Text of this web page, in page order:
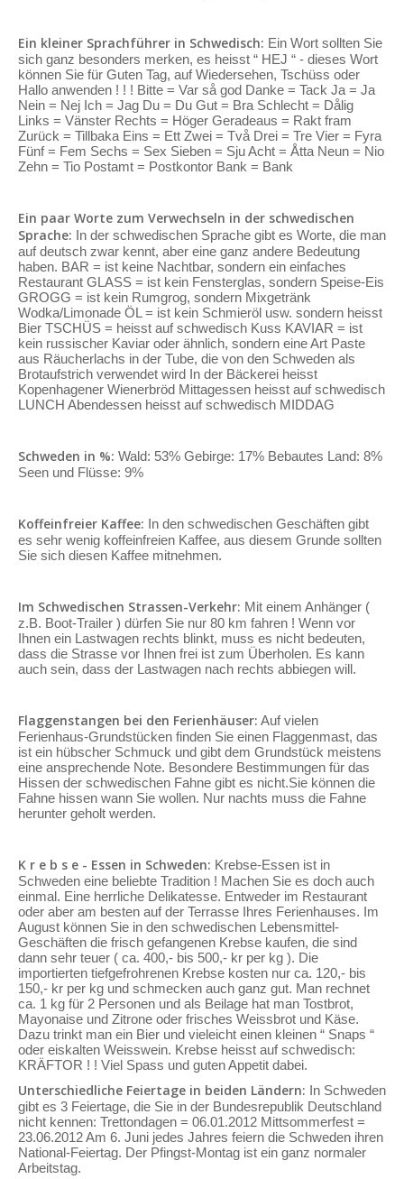
Ein kleiner Sprachführer in Schwedisch: Ein Wort sollten Sie
sich ganz besonders merken, es heisst “ HEJ “ - dieses Wort
können Sie für Guten Tag, auf Wiedersehen, Tschüss oder
Hallo anwenden ! ! ! Bitte = Var så god Danke = Tack Ja = Ja
Nein = Nej Ich = Jag Du = Du Gut = Bra Schlecht = Dålig
Links = Vänster Rechts = Höger Geradeaus = Rakt fram
Zurück = Tillbaka Eins = Ett Zwei = Två Drei = Tre Vier = Fyra
Fünf = Fem Sechs = Sex Sieben = Sju Acht = Åtta Neun = Nio
Zehn = Tio Postamt = Postkontor Bank = Bank
Ein paar Worte zum Verwechseln in der schwedischen
Sprache: In der schwedischen Sprache gibt es Worte, die man
auf deutsch zwar kennt, aber eine ganz andere Bedeutung
haben. BAR = ist keine Nachtbar, sondern ein einfaches
Restaurant GLASS = ist kein Fensterglas, sondern Speise-Eis
GROGG = ist kein Rumgrog, sondern Mixgetränk
Wodka/Limonade ÖL = ist kein Schmieröl usw. sondern heisst
Bier TSCHÜS = heisst auf schwedisch Kuss KAVIAR = ist
kein russischer Kaviar oder ähnlich, sondern eine Art Paste
aus Räucherlachs in der Tube, die von den Schweden als
Brotaufstrich verwendet wird In der Bäckerei heisst
Kopenhagener Wienerbröd Mittagessen heisst auf schwedisch
LUNCH Abendessen heisst auf schwedisch MIDDAG
Schweden in %: Wald: 53% Gebirge: 17% Bebautes Land: 8%
Seen und Flüsse: 9%
Koffeinfreier Kaffee: In den schwedischen Geschäften gibt
es sehr wenig koffeinfreien Kaffee, aus diesem Grunde sollten
Sie sich diesen Kaffee mitnehmen.
Im Schwedischen Strassen-Verkehr: Mit einem Anhänger (
z.B. Boot-Trailer ) dürfen Sie nur 80 km fahren ! Wenn vor
Ihnen ein Lastwagen rechts blinkt, muss es nicht bedeuten,
dass die Strasse vor Ihnen frei ist zum Überholen. Es kann
auch sein, dass der Lastwagen nach rechts abbiegen will.
Flaggenstangen bei den Ferienhäuser: Auf vielen
Ferienhaus-Grundstücken finden Sie einen Flaggenmast, das
ist ein hübscher Schmuck und gibt dem Grundstück meistens
eine ansprechende Note. Besondere Bestimmungen für das
Hissen der schwedischen Fahne gibt es nicht.Sie können die
Fahne hissen wann Sie wollen. Nur nachts muss die Fahne
herunter geholt werden.
K r e b s e - Essen in Schweden: Krebse-Essen ist in
Schweden eine beliebte Tradition ! Machen Sie es doch auch
einmal. Eine herrliche Delikatesse. Entweder im Restaurant
oder aber am besten auf der Terrasse Ihres Ferienhauses. Im
August können Sie in den schwedischen Lebensmittel-
Geschäften die frisch gefangenen Krebse kaufen, die sind
dann sehr teuer ( ca. 400,- bis 500,- kr per kg ). Die
importierten tiefgefrohrenen Krebse kosten nur ca. 120,- bis
150,- kr per kg und schmecken auch ganz gut. Man rechnet
ca. 1 kg für 2 Personen und als Beilage hat man Tostbrot,
Mayonaise und Zitrone oder frisches Weissbrot und Käse.
Dazu trinkt man ein Bier und vieleicht einen kleinen “ Snaps “
oder eiskalten Weisswein. Krebse heisst auf schwedisch:
KRÄFTOR ! ! Viel Spass und guten Appetit dabei.
Unterschiedliche Feiertage in beiden Ländern: In Schweden
gibt es 3 Feiertage, die Sie in der Bundesrepublik Deutschland
nicht kennen: Trettondagen = 06.01.2012 Mittsommerfest =
23.06.2012 Am 6. Juni jedes Jahres feiern die Schweden ihren
National-Feiertag. Der Pfingst-Montag ist ein ganz normaler
Arbeitstag.